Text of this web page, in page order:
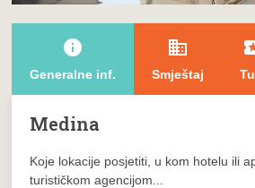
info
Generalne inf.
domain
Smještaj
Medina
Koje lokacije posjetiti, u kom hotelu ili
turističkom agencijom...